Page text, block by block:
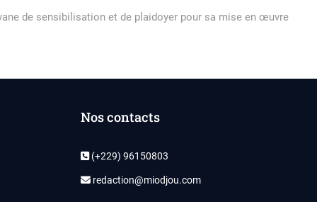
de sensibilisation et de plaidoyer pour sa mise en œuvre
Nos contacts
(+229) 96150803
redaction@miodjou.com